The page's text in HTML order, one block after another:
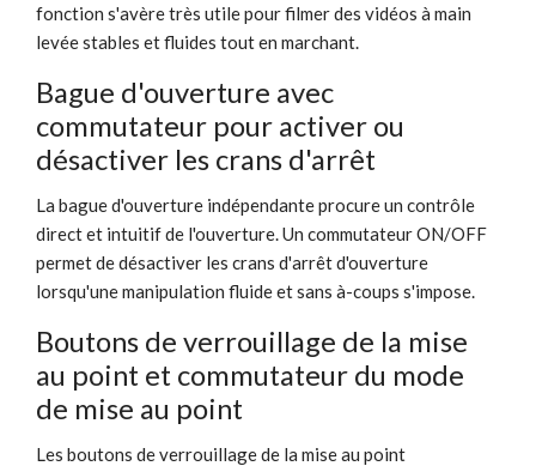
fonction s'avère très utile pour filmer des vidéos à main
levée stables et fluides tout en marchant.
Bague d'ouverture avec
commutateur pour activer ou
désactiver les crans d'arrêt
La bague d'ouverture indépendante procure un contrôle
direct et intuitif de l'ouverture. Un commutateur ON/OFF
permet de désactiver les crans d'arrêt d'ouverture
lorsqu'une manipulation fluide et sans à-coups s'impose.
Boutons de verrouillage de la mise
au point et commutateur du mode
de mise au point
Les boutons de verrouillage de la mise au point